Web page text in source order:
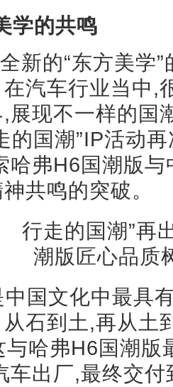
学的共鸣
新的“东方美学
汽车行业当中,
展现不一样的国
的国潮”IP活动
哈弗H6国潮版
共鸣的突破。
国文化中最具
石到土,再从土
与哈弗H6国潮版
车出厂,最终交